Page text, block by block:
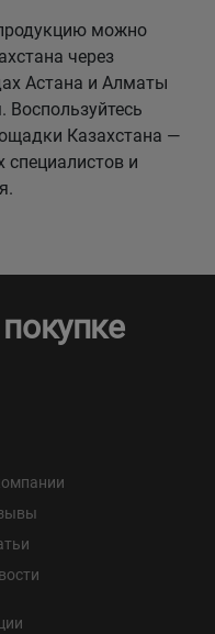
можно
через
Астана и Алматы
Казахстана —
специалистов и